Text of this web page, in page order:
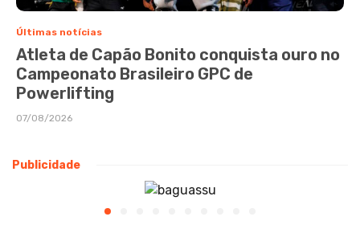
Últimas notícias
Atleta de Capão Bonito conquista ouro no
Campeonato Brasileiro GPC de
Powerlifting
07/08/2026
Publicidade